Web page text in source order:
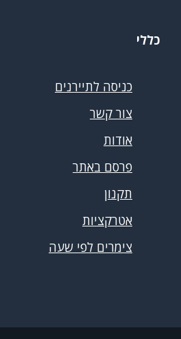
כללי
כניסה לתיירנים
צור קשר
אודות
פרסם באתר
תקנון
אטרקציות
צימרים לפי שעה